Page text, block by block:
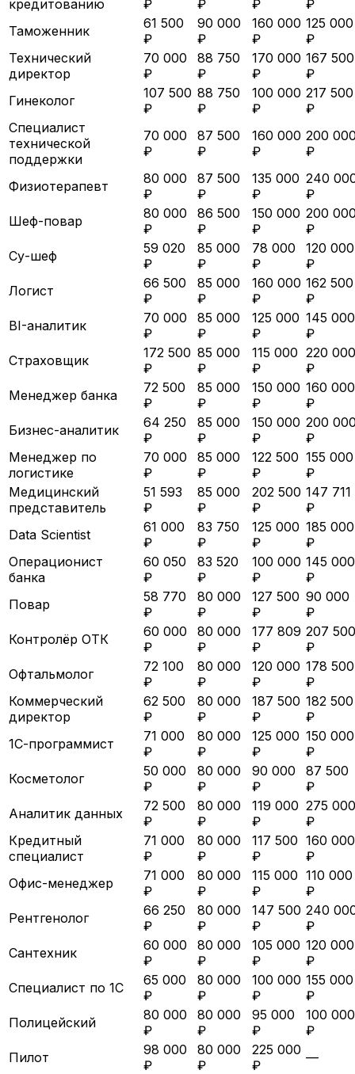
кредитованию ₽ ₽ ₽
₽
Таможенник
61 500
₽
90 000
₽
160 000
₽
125 000
₽
Технический
директор
70 000
₽
88 750
₽
170 000
₽
167 500
₽
Гинеколог
107 500
₽
88 750
₽
100 000
₽
217 500
₽
Специалист
технической
поддержки
70 000
₽
87 500
₽
160 000
₽
200
₽
Физиотерапевт
80 000
₽
87 500
₽
135 000
₽
240
₽
Шеф-повар
80 000
₽
86 500
₽
150 000
₽
200
₽
Су-шеф
59 020
₽
85 000
₽
78 000
₽
120 000
₽
Логист
66 500
₽
85 000
₽
160 000
₽
162 500
₽
BI-аналитик
70 000
₽
85 000
₽
125 000
₽
145 000
₽
Страховщик
172 500
₽
85 000
₽
115 000
₽
220 000
₽
Менеджер банка
72 500
₽
85 000
₽
150 000
₽
160 000
₽
Бизнес-аналитик
64 250
₽
85 000
₽
150 000
₽
200
₽
Менеджер по
логистике
70 000
₽
85 000
₽
122 500
₽
155 000
₽
Медицинский
представитель
51 593
₽
85 000
₽
202 500
₽
147 711
₽
Data Scientist
61 000
₽
83 750
₽
125 000
₽
185 000
₽
Операционист
банка
60 050
₽
83 520
₽
100 000
₽
145 000
₽
Повар
58 770
₽
80 000
₽
127 500
₽
90 000
₽
Контролёр ОТК
60 000
₽
80 000
₽
177 809
₽
207 500
₽
Офтальмолог
72 100
₽
80 000
₽
120 000
₽
178 500
₽
Коммерческий
директор
62 500
₽
80 000
₽
187 500
₽
182 500
₽
1С-программист
71 000
₽
80 000
₽
125 000
₽
150 000
₽
Косметолог
50 000
₽
80 000
₽
90 000
₽
87 500
₽
Аналитик данных
72 500
₽
80 000
₽
119 000
₽
275 000
₽
Кредитный
специалист
71 000
₽
80 000
₽
117 500
₽
160 000
₽
Офис-менеджер
71 000
₽
80 000
₽
115 000
₽
110 000
₽
Рентгенолог
66 250
₽
80 000
₽
147 500
₽
240
₽
Сантехник
60 000
₽
80 000
₽
105 000
₽
120 000
₽
Специалист по 1С
65 000
₽
80 000
₽
100 000
₽
155 000
₽
Полицейский
80 000
₽
80 000
₽
95 000
₽
100 000
₽
Пилот
98 000
₽
80 000
₽
225 000
₽
—